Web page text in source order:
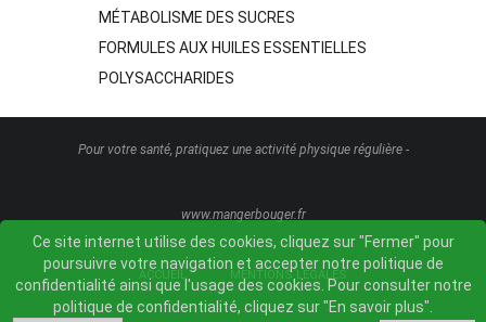
MÉTABOLISME DES SUCRES
FORMULES AUX HUILES ESSENTIELLES
POLYSACCHARIDES
Pour votre santé, pratiquez une activité physique régulière -
www.mangerbouger.fr
ACCUEIL MENTIONS LÉGALES
Ce site internet utilise des cookies, cliquez sur "Fermer" pour
poursuivre votre navigation et accepter notre politique de
confidentialité ainsi que l'usage des cookies. Pour consulter notre
politique de confidentialité, cliquez sur "En savoir plus".